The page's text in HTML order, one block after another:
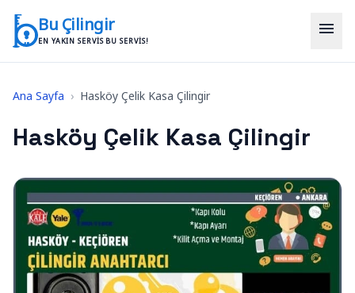
Bu Çilingir
EN YAKIN SERVIS BU SERVIS!
menu
Ana Sayfa › Hasköy Çelik Kasa Çilingir
Hasköy Çelik Kasa Çilingir